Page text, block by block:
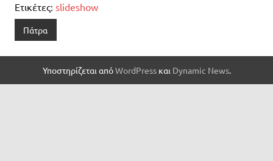
Ετικέτες: slideshow
Πάτρα
Υποστηρίζεται απόWordPressκαι Dynamic News.